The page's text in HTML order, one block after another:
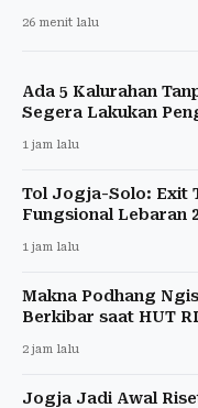
26 menit lalu
Ada 5 Kalurahan
Segera Lakukan
1 jam lalu
Tol Jogja-Solo: Exit
Fungsional Lebaran
1 jam lalu
Makna Podhang
Berkibar saat HUT RI
2 jam lalu
Jogja Jadi Awal